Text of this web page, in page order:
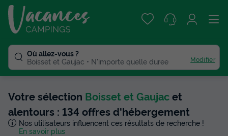
Où allez-vous ?
Boisset et Gaujac
N'importe quelle duree Modifier
Votre sélection Boisset et Gaujacet
alentours : 134 offres d'hébergement
Nos utilisateurs influencent ces résultats de recherche !
En savoir plus